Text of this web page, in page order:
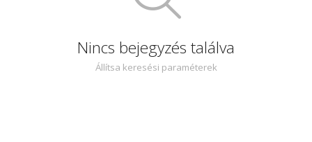
Nincs bejegyzés találva
Állítsa keresési paraméterek